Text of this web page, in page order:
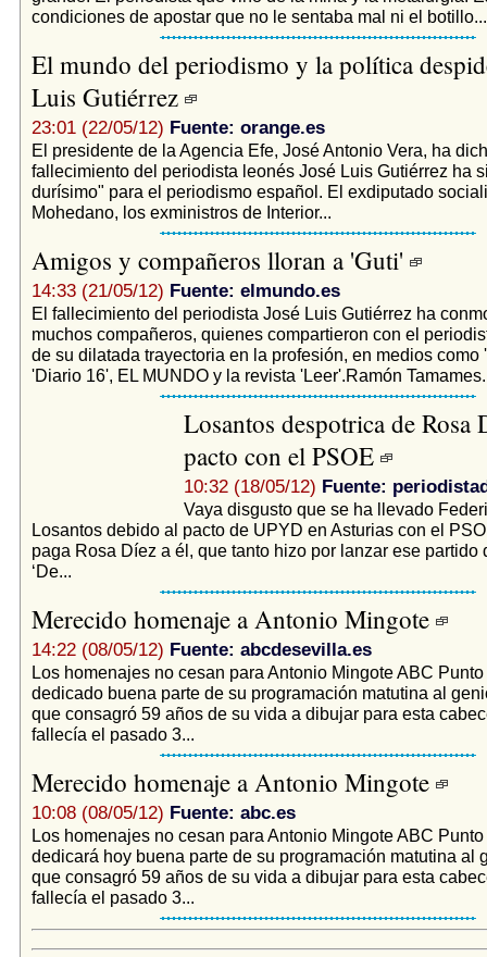
condiciones de apostar que no le sentaba mal ni el botillo...
El mundo del periodismo y la política
Luis Gutiérrez
23:01 (22/05/12) Fuente: orange.es
El presidente de la Agencia Efe, José Antonio Vera, ha
fallecimiento del periodista leonés José Luis Gutiérrez ha
durísimo" para el periodismo español. El exdiputado
Mohedano, los exministros de Interior...
Amigos y compañeros lloran a 'Guti'
14:33 (21/05/12) Fuente: elmundo.es
El fallecimiento del periodista José Luis Gutiérrez ha
muchos compañeros, quienes compartieron con el
de su dilatada trayectoria en la profesión, en medios como
'Diario 16', EL MUNDO y la revista 'Leer'.Ramón
Losantos despotrica de Rosa
pacto con el PSOE
10:32 (18/05/12) Fuente:
Vaya disgusto que se ha llevado
Losantos debido al pacto de UPYD en Asturias con el
paga Rosa Díez a él, que tanto hizo por lanzar ese partido
‘De...
Merecido homenaje a Antonio Mingote
14:22 (08/05/12) Fuente: abcdesevilla.es
Los homenajes no cesan para Antonio Mingote ABC
dedicado buena parte de su programación matutina al
que consagró 59 años de su vida a dibujar para esta
fallecía el pasado 3...
Merecido homenaje a Antonio Mingote
10:08 (08/05/12) Fuente: abc.es
Los homenajes no cesan para Antonio Mingote ABC
dedicará hoy buena parte de su programación matutina al
que consagró 59 años de su vida a dibujar para esta
fallecía el pasado 3...